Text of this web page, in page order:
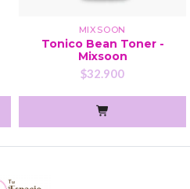
MIXSOON
Tonico Bean Toner -
Mixsoon
$32.900